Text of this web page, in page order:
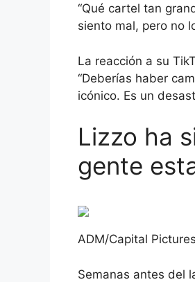
“Qué cartel tan
siento mal, pero no
La reacción a su
“Deberías haber
icónico. Es un
Lizzo ha
gente
ADM/Capital
Semanas antes del